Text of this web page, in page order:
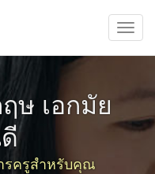
ษ เอกมัย
รครูสำหรับคุณ